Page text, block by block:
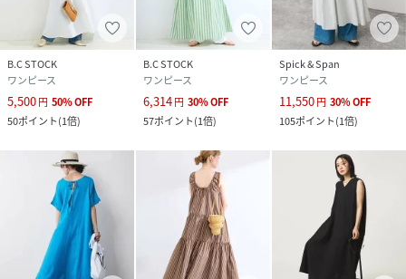
B.C STOCK
ワンピース
5,500円 50%OFF
50ポイント(1倍)
B.C STOCK
ワンピース
6,314円 30%OFF
57ポイント(1倍)
Spick & Span
ワンピース
11,550円 30%OFF
105ポイント(1倍)